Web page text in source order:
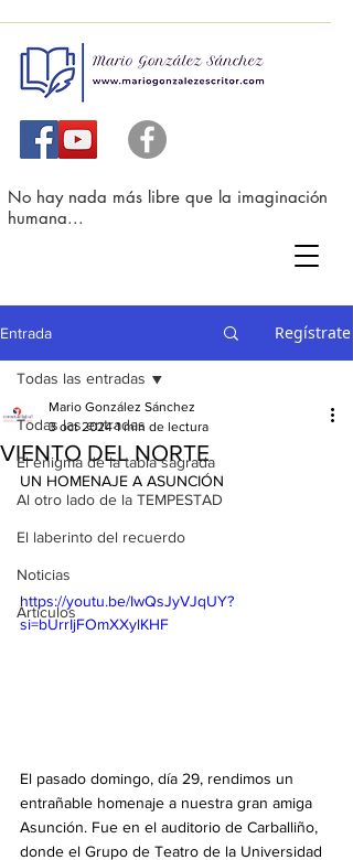
No hay nada más libre que la imaginación
humana...
Entrada Regístrate
Todas las entradas
El enigma de la tabla sagrada
Al otro lado de la TEMPESTAD
El laberinto del recuerdo
Noticias
Artículos
Todas las entradas
VIENTO DEL NORTE
Mario González Sánchez
3 oct 2024 1 min de lectura
UN HOMENAJE A ASUNCIÓN
https://youtu.be/IwQsJyVJqUY?
si=bUrrIjFOmXXylKHF
El pasado domingo, día 29, rendimos un
entrañable homenaje a nuestra gran amiga
Asunción. Fue en el auditorio de Carballiño,
donde el Grupo de Teatro de la Universidad